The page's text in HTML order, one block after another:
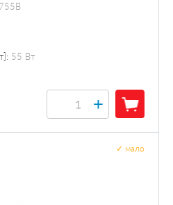
55 Вт
+
мало